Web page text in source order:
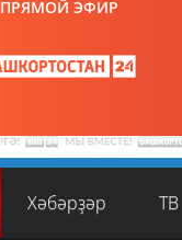
ПРЯМОЙ ЭФИР
Хәбәрҙәр ТВ